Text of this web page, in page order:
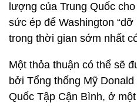
lượng của Trung Quốc
sức ép để Washington
trong thời gian sớm nhất
Một thỏa thuận có thể sẽ
bởi Tổng thống Mỹ
Quốc Tập Cận Bình, ở